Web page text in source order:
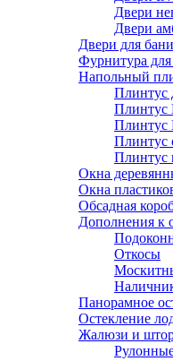
Двери
Двери
Двери для
Фурнитура для
Напольный
Плинтус
Плинтус
Плинтус
Плинтус
Плинтус
Окна
Окна
Обсадная
Дополнения к
Откосы
Панорамное
Остекление
Жалюзи и